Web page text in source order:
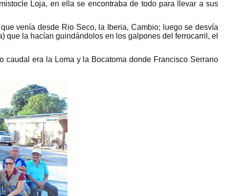
Loja, en ella se encontraba de todo para llevar a sus
venía desde Rio Seco, la Iberia, Cambio; luego se desvía
que la hacían guindándolos en los galpones del ferrocarril, el
era la Loma y la Bocatoma donde Francisco Serrano